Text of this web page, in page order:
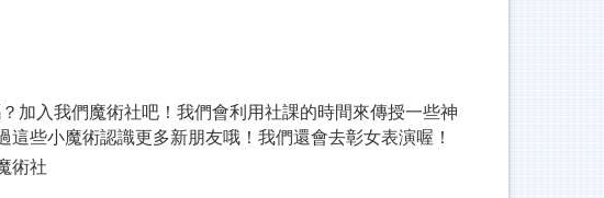
加入我們魔術社吧！我們會利用社課的時間來傳授一些神
些小魔術認識更多新朋友哦！我們還會去彰女表演喔！
術社